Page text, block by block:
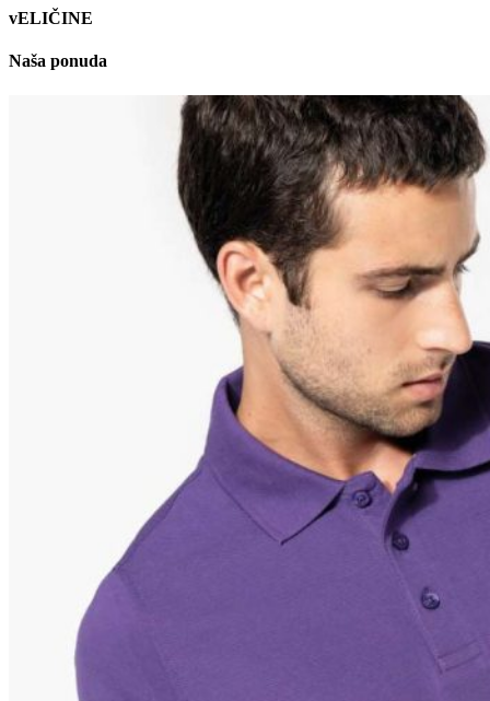
vELIČINE
Naša ponuda